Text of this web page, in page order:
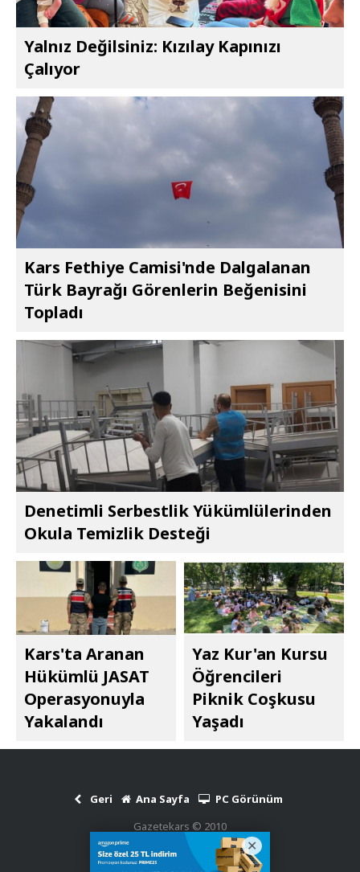
Yalnız Değilsiniz: Kızılay Kapınızı
Çalıyor
Kars Fethiye Camisi'nde Dalgalanan
Türk Bayrağı Görenlerin Beğenisini
Topladı
Denetimli Serbestlik Yükümlülerinden
Okula Temizlik Desteği
Kars'ta Aranan
Hükümlü JASAT
Operasyonuyla
Yakalandı
Yaz Kur'an Kursu
Öğrencileri
Piknik Coşkusu
Yaşadı
Geri Ana Sayfa
PC Görünüm
Gazetekars © 2010
Haber Scripti